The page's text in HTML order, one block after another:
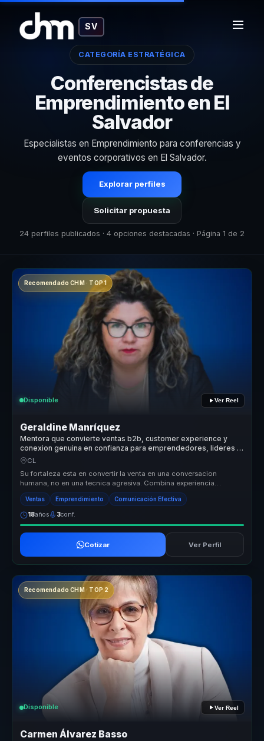
SV
CATEGORÍA ESTRATÉGICA
Conferencistas de
Emprendimiento en El
Salvador
Especialistas en Emprendimiento para conferencias y
eventos corporativos en El Salvador.
Explorar perfiles
Solicitar propuesta
24 perfiles publicados · 4 opciones destacadas · Página 1 de 2
Recomendado CHM · TOP 1
Disponible Ver Reel
Geraldine Manríquez
Mentora que convierte ventas b2b, customer experience y
conexion genuina en confianza para emprendedores, lideres y
equipos.
CL
Su fortaleza esta en convertir la venta en una conversacion
humana, no en una tecnica agresiva. Combina experiencia
emprendedora, pedagog...
Ventas Emprendimiento Comunicación Efectiva
18años 3conf.
Cotizar Ver Perfil
Recomendado CHM · TOP 2
Disponible Ver Reel
Carmen Álvarez Basso